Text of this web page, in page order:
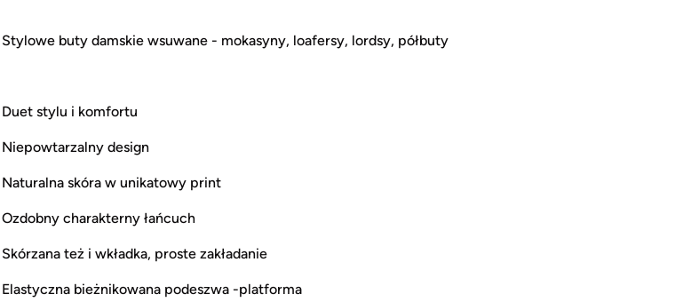
Stylowe buty damskie wsuwane - mokasyny, loafersy, lordsy, półbuty
Duet stylu i komfortu
Niepowtarzalny design
Naturalna skóra w unikatowy print
Ozdobny charakterny łańcuch
Skórzana też i wkładka, proste zakładanie
Elastyczna bieżnikowana podeszwa -platforma